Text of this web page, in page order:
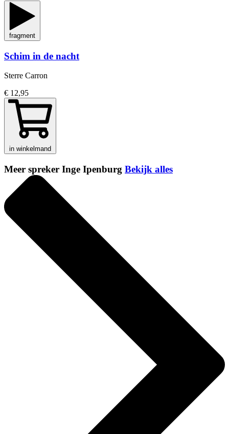
fragment
Schim in de nacht
Sterre Carron
€ 12,95
in winkelmand
Meer spreker Inge Ipenburg Bekijk alles